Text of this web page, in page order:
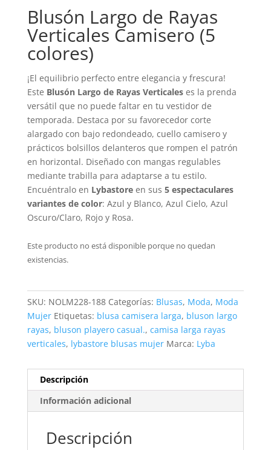
Blusón Largo de Rayas
Verticales Camisero (5
colores)
¡El equilibrio perfecto entre elegancia y frescura!
Este Blusón Largo de Rayas Verticaleses la prenda
versátil que no puede faltar en tu vestidor de
temporada. Destaca por su favorecedor corte
alargado con bajo redondeado, cuello camisero y
prácticos bolsillos delanteros que rompen el patrón
en horizontal. Diseñado con mangas regulables
mediante trabilla para adaptarse a tu estilo.
Encuéntralo en Lybastoreen sus 5 espectaculares
variantes de color: Azul y Blanco, Azul Cielo, Azul
Oscuro/Claro, Rojo y Rosa.
Este producto no está disponible porque no quedan
existencias.
SKU: NOLM228-188 Categorías: Blusas, Moda, Moda
Mujer Etiquetas: blusa camisera larga, bluson largo
rayas, bluson playero casual., camisa larga rayas
verticales, lybastore blusas mujer Marca: Lyba
Descripción
Información adicional
Descripción